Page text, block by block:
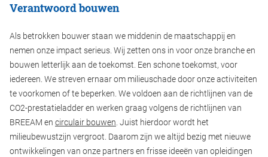
Verantwoord bouwen
Als betrokken bouwer staan we middenin de maatschappij en
nemen onze impact serieus. Wij zetten ons in voor onze branche en
bouwen letterlijk aan de toekomst. Een schone toekomst, voor
iedereen. We streven ernaar om milieuschade door onze activiteiten
te voorkomen of te beperken. We voldoen aan de richtlijnen van de
CO2-prestatieladder en werken graag volgens de richtlijnen van
BREEAM en circulair bouwen. Juist hierdoor wordt het
milieubewustzijn vergroot. Daarom zijn we altijd bezig met nieuwe
ontwikkelingen van onze partners en frisse ideeën van opleidingen